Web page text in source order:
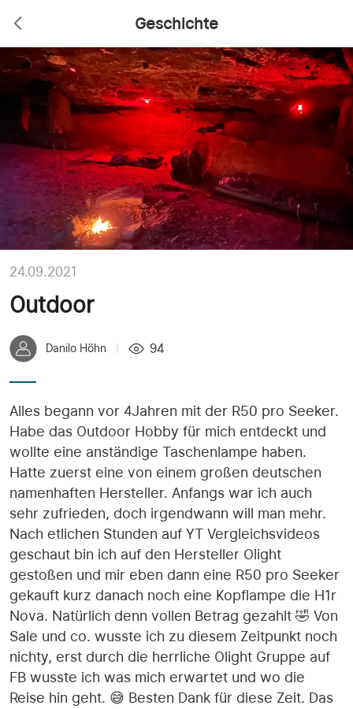
Geschichte
24.09.2021
Outdoor
Danilo Höhn 94
Alles begann vor 4Jahren mit der R50 pro Seeker.
Habe das Outdoor Hobby für mich entdeckt und
wollte eine anständige Taschenlampe haben.
Hatte zuerst eine von einem großen deutschen
namenhaften Hersteller. Anfangs war ich auch
sehr zufrieden, doch irgendwann will man mehr.
Nach etlichen Stunden auf YT Vergleichsvideos
geschaut bin ich auf den Hersteller Olight
gestoßen und mir eben dann eine R50 pro Seeker
gekauft kurz danach noch eine Kopflampe die H1r
Nova. Natürlich denn vollen Betrag gezahlt 🤣 Von
Sale und co. wusste ich zu diesem Zeitpunkt noch
nichty, erst durch die herrliche Olight Gruppe auf
FB wusste ich was mich erwartet und wo die
Reise hin geht. 😅 Besten Dank für diese Zeit. Das